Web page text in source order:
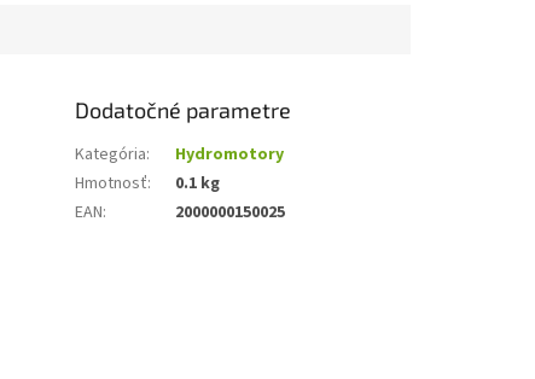
Dodatočné parametre
Kategória:
Hydromotory
Hmotnosť:
0.1 kg
EAN: 2000000150025